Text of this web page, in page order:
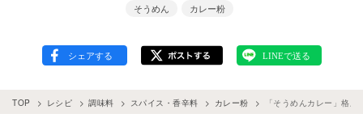
そうめん
カレー粉
TOP レシピ 調味料 スパイス・香辛料 カレー粉 「そうめんカレー」格